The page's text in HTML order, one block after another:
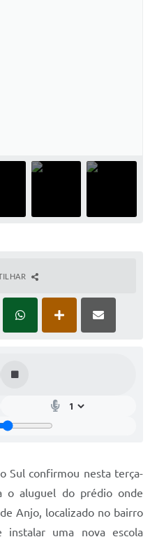
Sul confirmou nesta terça-
o aluguel do prédio onde
Anjo, localizado no bairro
uma nova escola